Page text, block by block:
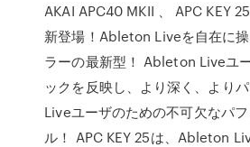
AKAI APC40 MKII 、 APC KEY
新登場！Ableton Liveを自在に
ラーの最新型！ Ableton Liveユ
ックを反映し、より深く、よりパ
Liveユーザのための不可欠なパ
ル！ APC KEY 25は、Ableton